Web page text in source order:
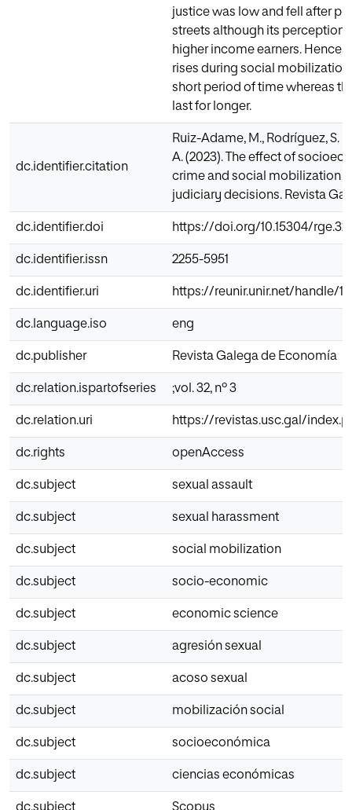
justice was low and fell after
streets although its perception
higher income earners. Hence,
rises during social
short period of time whereas
last for longer.
dc.identifier.citation
Ruiz-Adame, M., Rodríguez, S.
A. (2023). The effect of
crime and social mobilization
judiciary decisions. Revista
dc.identifier.doi https://doi.org/10.15304/
dc.identifier.issn 2255-5951
dc.identifier.uri https://reunir.unir.net/handle/
dc.language.iso eng
dc.publisher Revista Galega de Economía
dc.relation.ispartofseries ;vol. 32, nº 3
dc.relation.uri https://revistas.usc.gal/
dc.rights openAccess
dc.subject sexual assault
dc.subject sexual harassment
dc.subject social mobilization
dc.subject socio-economic
dc.subject economic science
dc.subject agresión sexual
dc.subject acoso sexual
dc.subject mobilización social
dc.subject socioeconómica
dc.subject ciencias económicas
dc.subject Scopus